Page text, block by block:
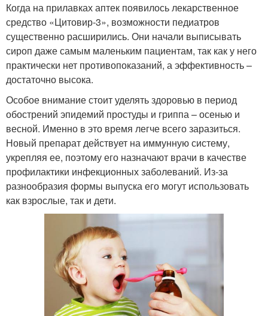
Когда на прилавках аптек появилось лекарственное
средство «Цитовир-3», возможности педиатров
существенно расширились. Они начали выписывать
сироп даже самым маленьким пациентам, так как у него
практически нет противопоказаний, а эффективность –
достаточно высока.
Особое внимание стоит уделять здоровью в период
обострений эпидемий простуды и гриппа – осенью и
весной. Именно в это время легче всего заразиться.
Новый препарат действует на иммунную систему,
укрепляя ее, поэтому его назначают врачи в качестве
профилактики инфекционных заболеваний. Из-за
разнообразия формы выпуска его могут использовать
как взрослые, так и дети.